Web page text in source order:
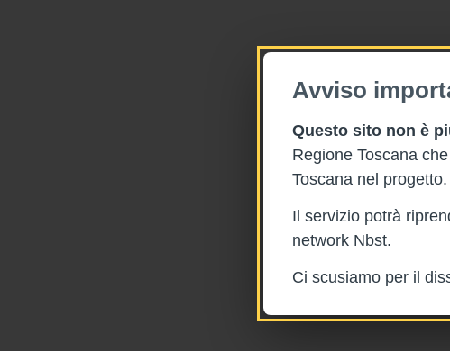
Avviso
Questo sito non è
Regione Toscana
Toscana nel progetto.
Il servizio potrà
network Nbst.
Ci scusiamo per il